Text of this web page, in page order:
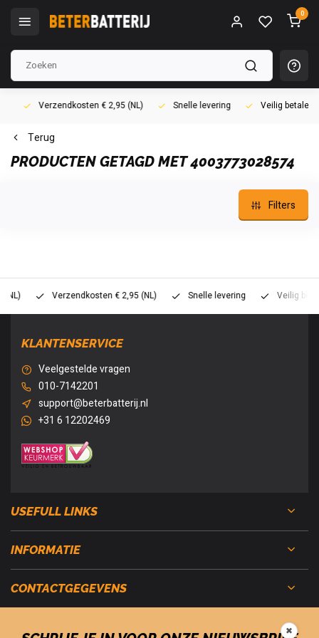
0
Verzendkosten € 2,95 (NL) Snelle levering Veilig betalen
Terug
PRODUCTEN GETAGD MET 4003773028574
Filters
Verzendkosten € 2,95 (NL) Snelle levering Veilig betalen
KLANTENSERVICE
Veelgestelde vragen
010-7142201
support@beterbatterij.nl
+31 6 12202469
USEFULL LINKS
INFORMATIE
CONTACTGEGEVENS
✖